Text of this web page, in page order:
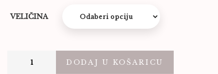
VELIČINA
DODAJ U KOŠARICU